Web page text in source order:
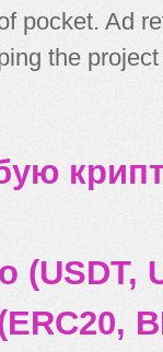
pocket. Ad
the
(USDT,